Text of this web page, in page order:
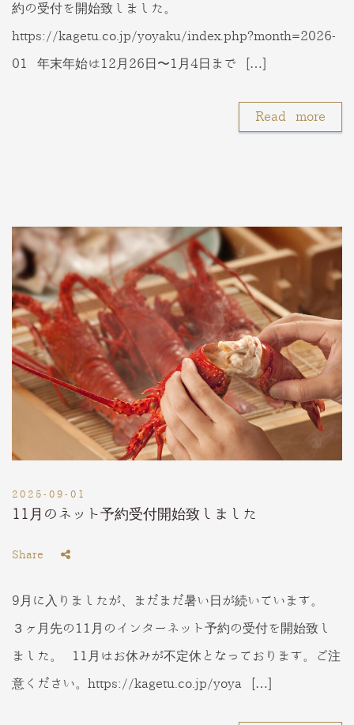
約の受付を開始致しました。
https://kagetu.co.jp/yoyaku/index.php?month=2026-
01 年末年始は12月26日〜1月4日まで […]
Read more
2025-09-01
11月のネット予約受付開始致しました
Share
9月に入りましたが、まだまだ暑い日が続いています。
３ヶ月先の11月のインターネット予約の受付を開始致し
ました。 11月はお休みが不定休となっております。ご注
意ください。https://kagetu.co.jp/yoya […]